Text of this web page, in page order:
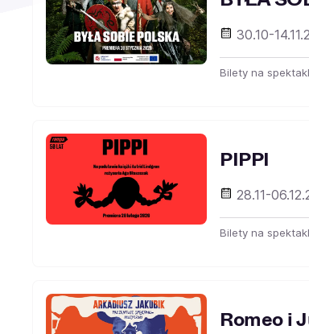
30.10-
Bilety na
PIPPI
28.11-
Bilety na
Romeo i